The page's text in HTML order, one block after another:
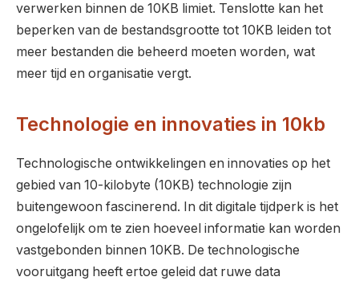
verwerken binnen de 10KB limiet. Tenslotte kan het
beperken van de bestandsgrootte tot 10KB leiden tot
meer bestanden die beheerd moeten worden, wat
meer tijd en organisatie vergt.
Technologie en innovaties in 10kb
Technologische ontwikkelingen en innovaties op het
gebied van 10-kilobyte (10KB) technologie zijn
buitengewoon fascinerend. In dit digitale tijdperk is het
ongelofelijk om te zien hoeveel informatie kan worden
vastgebonden binnen 10KB. De technologische
vooruitgang heeft ertoe geleid dat ruwe data